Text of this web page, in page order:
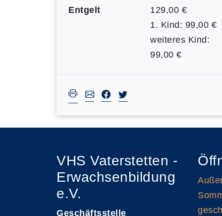
Entgelt
129,00 €
1. Kind: 99,00 €
weiteres Kind:
99,00 €
VHS Vaterstetten -
Erwachsenbildung
e.V.
Geschäftsstelle